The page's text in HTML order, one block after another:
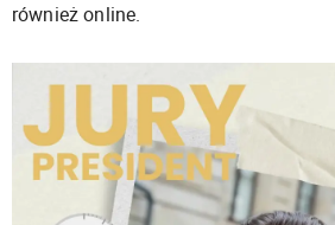
również online.